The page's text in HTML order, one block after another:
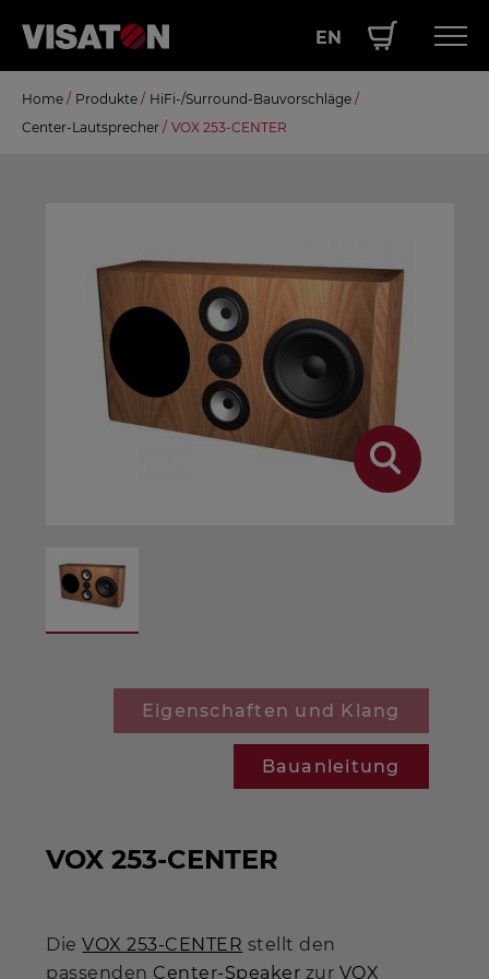
Hauptnavigation
PRODUKTE
EN
Home / Produkte / HiFi-/Surround-Bauvorschläge /
Center-Lautsprecher / VOX 253-CENTER
Eigenschaften und Klang
Bauanleitung
VOX 253-CENTER
DieVOX 253-CENTER stellt den
passenden Center-Speaker zur VOX